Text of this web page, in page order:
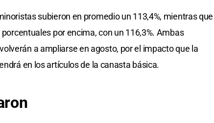
subieron en promedio un 113,4%, mientras que
por encima, con un 116,3%. Ambas
a ampliarse en agosto, por el impacto que la
en los artículos de la canasta básica.